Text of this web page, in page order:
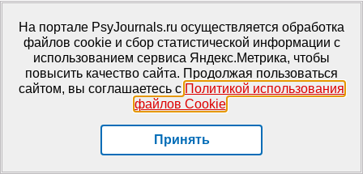
1.
Разделенное внимание и совместная интенцио­
нальность, как показывает способ аргументации Ку­
айна и ссылающегося на его работу Томаселло, суть
логические условия возможности вербальной
коммуникации. В нормальном онтогенезе они являют
себя в виде прослеживания ребенком взгляда
взрослого, в виде подражания его действиям и т. п.
Однако считать, что именно эти явленные признаки
присутствия совместных внимания и
интенциональности суть необходимые условия
На портале PsyJournals.ru осуществляется обработка
файлов cookie и сбор статистической информации с
использованием сервиса Яндекс.Метрика, чтобы
повысить качество сайта. Продолжая пользоваться
сайтом, вы соглашаетесь с Политикой использования
файлов Cookie.
Принять